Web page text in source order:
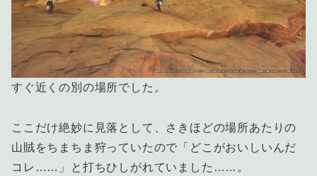
すぐ近くの別の場所でした。
ここだけ絶妙に見落として、さきほどの場所あたりの
山賊をちまちま狩っていたので「どこがおいしいんだ
コレ……」と打ちひしがれていました……。